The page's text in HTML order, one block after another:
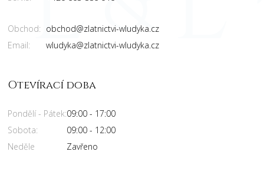
Obchod: obchod@zlatnictvi-wludyka.cz
Email:
wludyka@zlatnictvi-wludyka.cz
Otevírací doba
Pondělí - Pátek:09:00 - 17:00
Sobota:
09:00 - 12:00
Neděle
Zavřeno